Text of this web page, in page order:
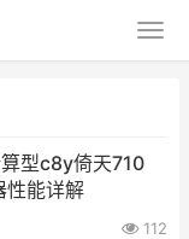
型c8y倚天710
性能详解
112